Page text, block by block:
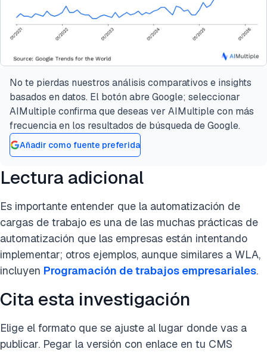
No te pierdas nuestros análisis comparativos e insights
basados en datos. El botón abre Google; seleccionar
AIMultiple confirma que deseas ver AIMultiple con más
frecuencia en los resultados de búsqueda de Google.
Añadir como fuente preferida
Lectura adicional
Es importante entender que la automatización de
cargas de trabajo es una de las muchas prácticas de
automatización que las empresas están intentando
implementar; otros ejemplos, aunque similares a WLA,
incluyen Programación de trabajos empresariales.
Cita esta investigación
Elige el formato que se ajuste al lugar donde vas a
publicar. Pegar la versión con enlace en tu CMS